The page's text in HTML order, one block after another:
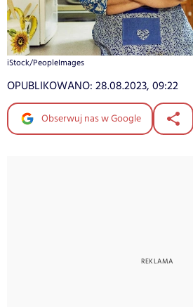
iStock/PeopleImages
OPUBLIKOWANO: 28.08.2023, 09:22
Obserwuj nas w Google